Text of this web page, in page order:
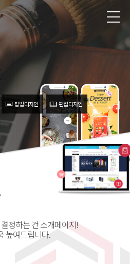
팝업 디자인 편집 디자인
정하는 건 소개페이지!
높여드립니다.